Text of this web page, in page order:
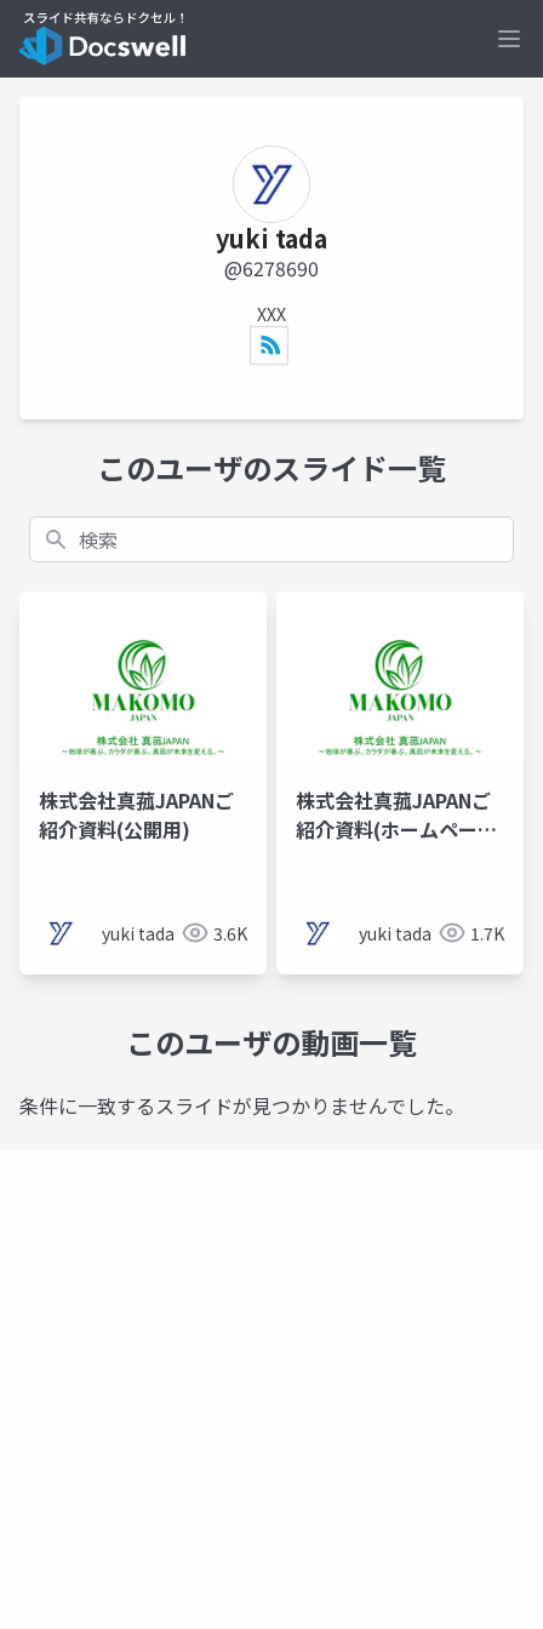
yuki tada
@6278690
XXX
このユーザのスライド一覧
検索
株式会社真菰JAPANご
紹介資料(公開用)
yuki tada 3.6K
株式会社真菰JAPANご
紹介資料(ホームページ
yuki tada 1.7K
このユーザの動画一覧
条件に一致するスライドが見つかりませんでした。